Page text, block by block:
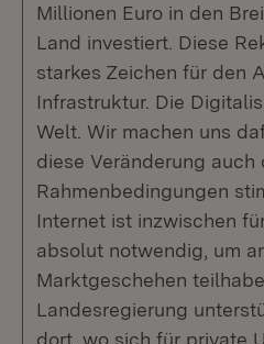
Millionen Euro in den
Land investiert. Diese
starkes Zeichen für den
Infrastruktur. Die
Welt. Wir machen uns
diese Veränderung auch
Rahmenbedingungen
Internet ist inzwischen
absolut notwendig, um
Marktgeschehen
Landesregierung
dort, wo sich für private